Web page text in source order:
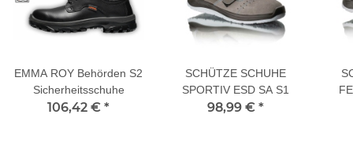
EMMA ROY Behörden S2
Sicherheitsschuhe
106,42 € *
SCHÜTZE SCHUHE
SPORTIV ESD SA S1
98,99 € *